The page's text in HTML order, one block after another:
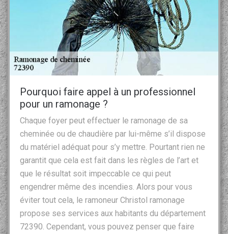
Pourquoi faire appel à un professionnel
pour un ramonage ?
Chaque foyer peut effectuer le ramonage de sa
cheminée ou de chaudière par lui-même s’il dispose
du matériel adéquat pour s’y mettre. Pourtant rien ne
garantit que cela est fait dans les règles de l’art et
que le résultat soit impeccable ce qui peut
engendrer même des incendies. Alors pour vous
éviter tout cela, le ramoneur Christol ramonage
propose ses services aux habitants du département
72390. Cependant, vous pouvez penser que faire